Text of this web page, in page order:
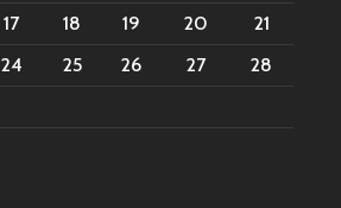
17 18 19 20
21
24 25 26 27
28